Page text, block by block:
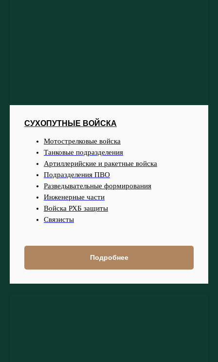
СУХОПУТНЫЕ ВОЙСКА
Мотострелковые войска
Танковые подразделения
Артиллерийские и ракетные войска
Подразделения ПВО
Разведывательные формирования
Инженерные части
Войска РХБ защиты
Связисты
Подробнее